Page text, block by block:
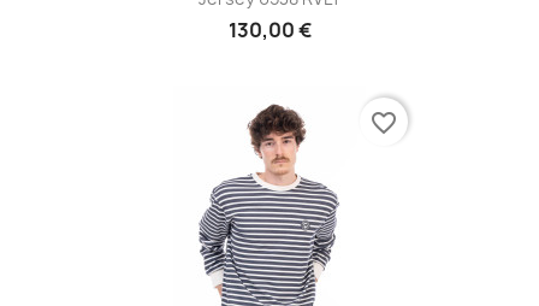
130,00 €
favorite_border